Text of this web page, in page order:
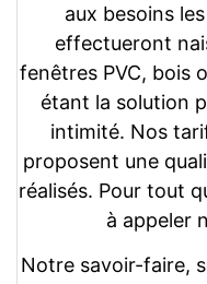
aux besoins
effectueront
fenêtres PVC, bois
étant la solution
intimité. Nos
proposent une
réalisés. Pour tout
à appeler
Notre savoir-faire,